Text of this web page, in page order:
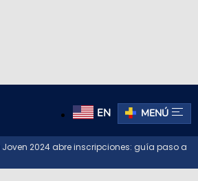
EN MENÚ
Joven 2024 abre inscripciones: guía paso a